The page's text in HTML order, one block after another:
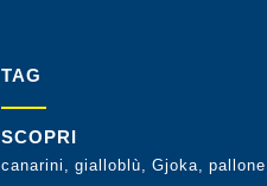
TAG
SCOPRI
canarini gialloblù Gjoka